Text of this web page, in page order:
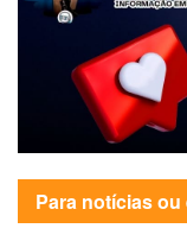
Para notícias